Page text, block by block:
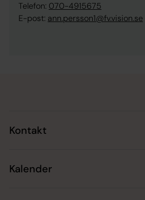
Telefon: 070-4915675
E-post: ann.persson1@fv.vision.se
Kontakt
Kalender